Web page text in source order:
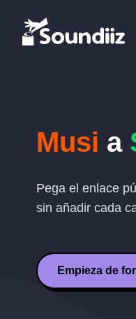
Musi a
Pega el enlace
sin añadir cada
Empieza de